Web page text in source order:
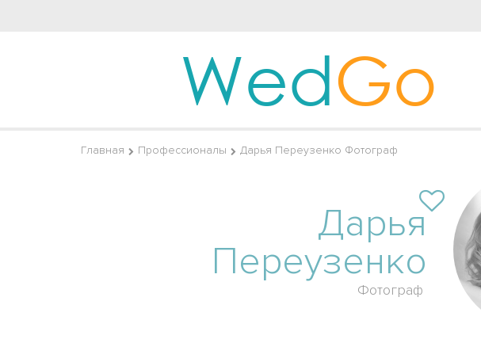
WedGo
Главная Профессионалы Дарья Переузенко Фотограф
Дарья
Переузенко
Фотограф